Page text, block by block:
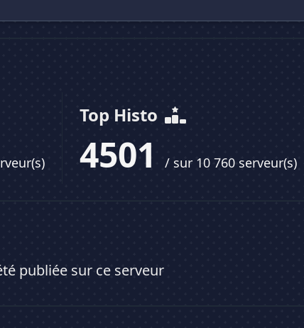
Top Histo
4501 / sur 10 760 serveur(s)
publiée sur ce serveur